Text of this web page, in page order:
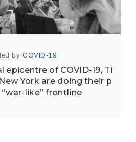
byCOVID-19
epicentre of COVID-19, Ti
York are doing their p
like” frontline